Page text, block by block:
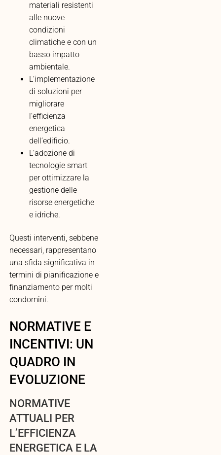
materiali resistenti
alle nuove
condizioni
climatiche e con un
basso impatto
ambientale.
L’implementazione
di soluzioni per
migliorare
l’efficienza
energetica
dell’edificio.
L’adozione di
tecnologie smart
per ottimizzare la
gestione delle
risorse energetiche
e idriche.
Questi interventi, sebbene
necessari, rappresentano
una sfida significativa in
termini di pianificazione e
finanziamento per molti
condomini.
NORMATIVE E
INCENTIVI: UN
QUADRO IN
EVOLUZIONE
NORMATIVE
ATTUALI PER
L’EFFICIENZA
ENERGETICA E LA